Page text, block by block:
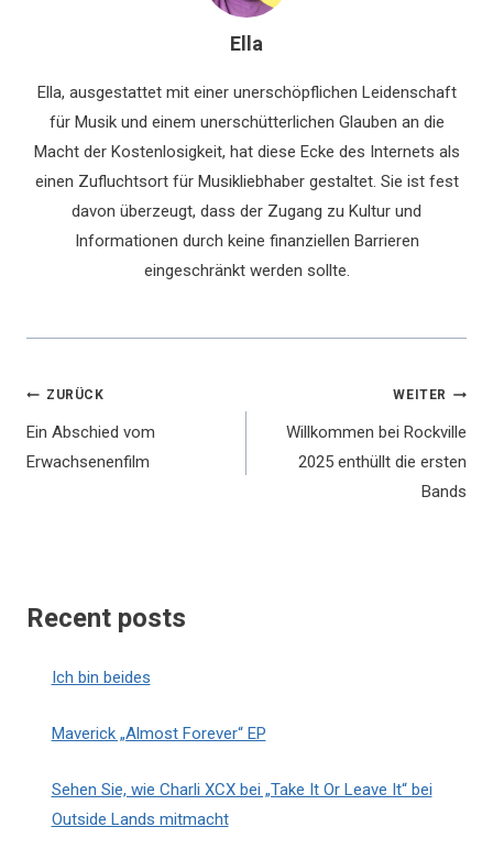
Ella
Ella, ausgestattet mit einer unerschöpflichen Leidenschaft
für Musik und einem unerschütterlichen Glauben an die
Macht der Kostenlosigkeit, hat diese Ecke des Internets als
einen Zufluchtsort für Musikliebhaber gestaltet. Sie ist fest
davon überzeugt, dass der Zugang zu Kultur und
Informationen durch keine finanziellen Barrieren
eingeschränkt werden sollte.
Beitragsnavigation
ZURÜCK
Ein Abschied vom
Erwachsenenfilm
WEITER
Willkommen bei Rockville
2025 enthüllt die ersten
Bands
Recent posts
Ich bin beides
Maverick „Almost Forever“ EP
Sehen Sie, wie Charli XCX bei „Take It Or Leave It“ bei
Outside Lands mitmacht